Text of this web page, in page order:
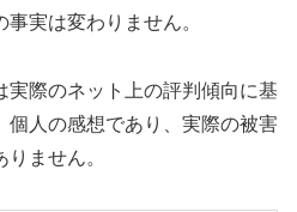
実は変わりません。
際のネット上の評判傾向に基
個人の感想であり、実際の被害
ません。